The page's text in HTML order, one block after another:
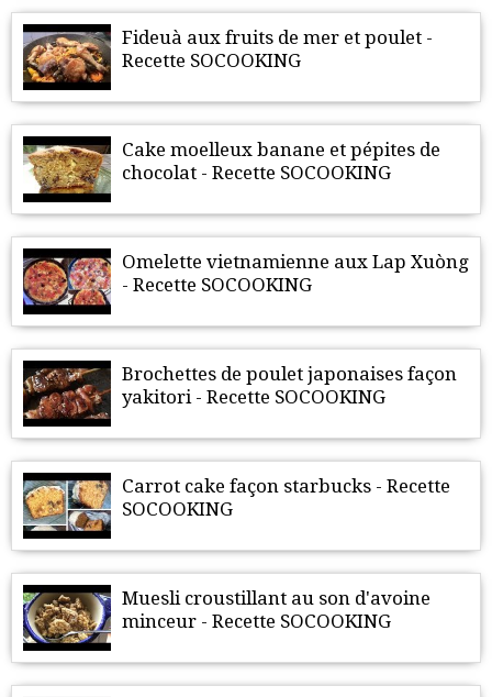
Fideuà aux fruits de mer et poulet -
Recette SOCOOKING
Cake moelleux banane et pépites de
chocolat - Recette SOCOOKING
Omelette vietnamienne aux Lap Xuòng
- Recette SOCOOKING
Brochettes de poulet japonaises façon
yakitori - Recette SOCOOKING
Carrot cake façon starbucks - Recette
SOCOOKING
Muesli croustillant au son d'avoine
minceur - Recette SOCOOKING